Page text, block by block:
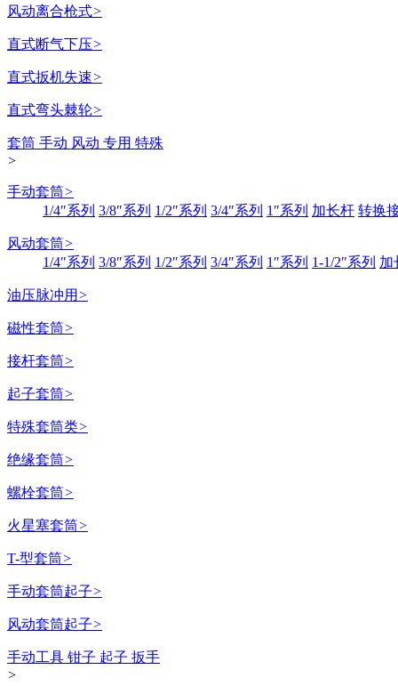
风动离合枪式>
直式断气下压>
直式扳机失速>
直式弯头棘轮>
套筒 手动 风动 专用 特殊
>
手动套筒>
1/4″系列 3/8″系列 1/2″系列 3/4″系列 1″系列 加长杆 转换
风动套筒>
1/4″系列 3/8″系列 1/2″系列 3/4″系列 1″系列 1-1/2″系列 加
油压脉冲用 >
磁性套筒>
接杆套筒>
起子套筒>
特殊套筒类>
绝缘套筒>
螺栓套筒>
火星塞套筒>
T-型套筒>
手动套筒起子>
风动套筒起子>
手动工具 钳子 起子 扳手
>